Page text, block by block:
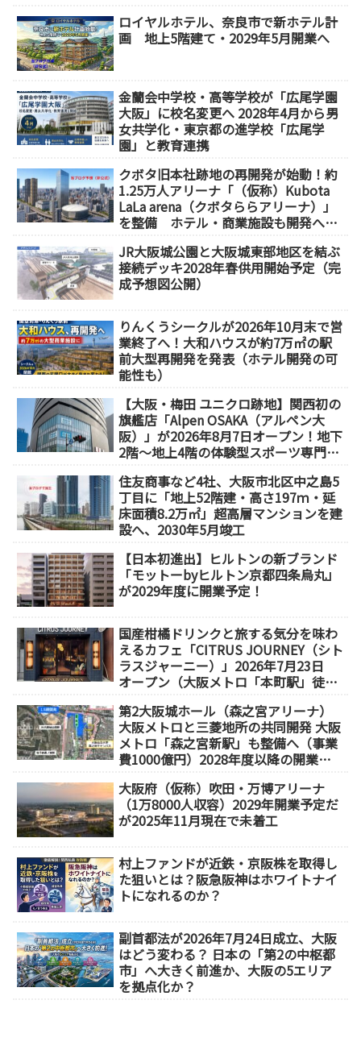
ロイヤルホテル、奈良市で新ホテル計
画 地上5階建て・2029年5月開業へ
金蘭会中学校・高等学校が「広尾学園
大阪」に校名変更へ 2028年4月から男
女共学化・東京都の進学校「広尾学
園」と教育連携
クボタ旧本社跡地の再開発が始動！約
1.25万人アリーナ「（仮称）Kubota
LaLa arena（クボタららアリーナ）」
を整備 ホテル・商業施設も開発へ
JR大阪城公園と大阪城東部地区を結ぶ
接続デッキ2028年春供用開始予定（完
成予想図公開）
りんくうシークルが2026年10月末で営
業終了へ！大和ハウスが約7万㎡の駅
前大型再開発を発表（ホテル開発の可
能性も）
【大阪・梅田 ユニクロ跡地】関西初の
旗艦店「Alpen OSAKA（アルペン大
阪）」が2026年8月7日オープン！地下
2階～地上4階の体験型スポーツ専門店
住友商事など4社、大阪市北区中之島5
丁目に「地上52階建・高さ197ｍ・延
床面積8.2万㎡」超高層マンションを建
設へ、2030年5月竣工
【日本初進出】ヒルトンの新ブランド
「モットーbyヒルトン京都四条烏丸」
が2029年度に開業予定！
国産柑橘ドリンクと旅する気分を味わ
えるカフェ「CITRUS JOURNEY（シト
ラスジャーニー）」2026年7月23日
オープン（大阪メトロ「本町駅」徒歩
第2大阪城ホール（森之宮アリーナ）
大阪メトロと三菱地所の共同開発 大阪
メトロ「森之宮新駅」も整備へ（事業
費1000億円）2028年度以降の開業
大阪府（仮称）吹田・万博アリーナ
（1万8000人収容）2029年開業予定だ
が2025年11月現在で未着工
村上ファンドが近鉄・京阪株を取得し
た狙いとは？阪急阪神はホワイトナイ
トになれるのか？
副首都法が2026年7月24日成立、大阪
はどう変わる？ 日本の「第2の中枢都
市」へ大きく前進か、大阪の5エリア
を拠点化か？